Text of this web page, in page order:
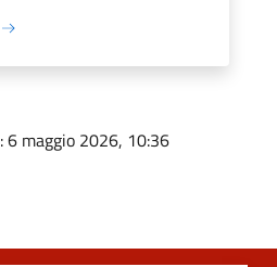
: 6 maggio 2026, 10:36